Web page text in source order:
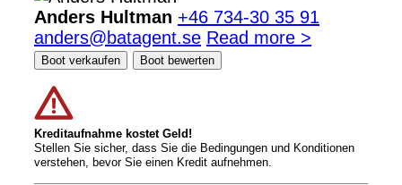
Anders Hultman +46 734-30 35 91
anders@batagent.se Read more >
Boot verkaufen Boot bewerten
Kreditaufnahme kostet Geld!
Stellen Sie sicher, dass Sie die Bedingungen und Konditionen
verstehen, bevor Sie einen Kredit aufnehmen.